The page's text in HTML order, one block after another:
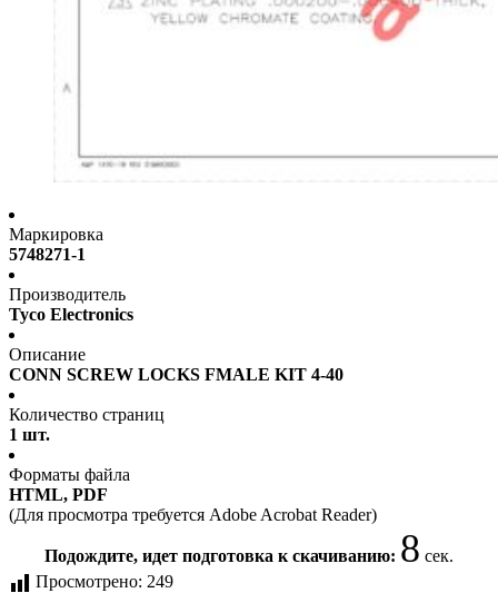
Маркировка
5748271-1
Производитель
Tyco Electronics
Описание
CONN SCREW LOCKS FMALE KIT 4-40
Количество страниц
1 шт.
Форматы файла
HTML, PDF
(Для просмотра требуется Adobe Acrobat Reader)
Подождите, идет подготовка к скачиванию: 8 сек.
Просмотрено: 249